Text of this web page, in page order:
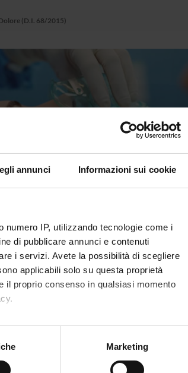
annunci Informazioni sui cookie
IP, utilizzando tecnologie come i
di pubblicare annunci e contenuti
i servizi. Avete la possibilità di scegliere
applicabili solo su questa proprietà
il proprio consenso in qualsiasi momento
di qualche metro,Marketing
(D.I. 68/2015)